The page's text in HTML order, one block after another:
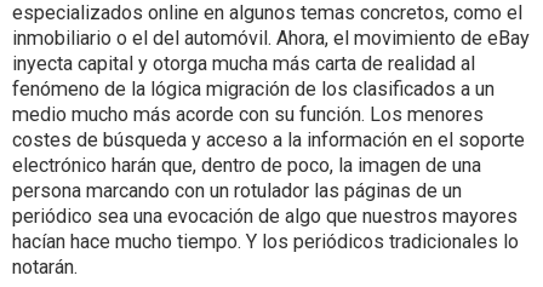
especializados online en algunos temas concretos, como el
inmobiliario o el del automóvil. Ahora, el movimiento de eBay
inyecta capital y otorga mucha más carta de realidad al
fenómeno de la lógica migración de los clasificados a un
medio mucho más acorde con su función. Los menores
costes de búsqueda y acceso a la información en el soporte
electrónico harán que, dentro de poco, la imagen de una
persona marcando con un rotulador las páginas de un
periódico sea una evocación de algo que nuestros mayores
hacían hace mucho tiempo. Y los periódicos tradicionales lo
notarán.